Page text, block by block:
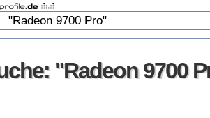
"Radeon 9700
"Radeon 9700